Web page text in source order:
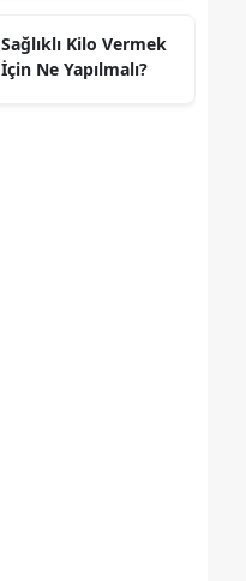
Sağlıklı Kilo Vermek
İçin Ne Yapılmalı?